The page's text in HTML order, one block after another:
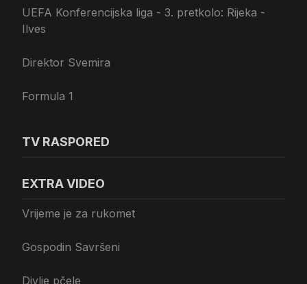
UEFA Konferencijska liga - 3. pretkolo: Rijeka -
Ilves
Direktor Svemira
Formula 1
TV RASPORED
EXTRA VIDEO
Vrijeme je za rukomet
Gospodin Savršeni
Divlje pčele